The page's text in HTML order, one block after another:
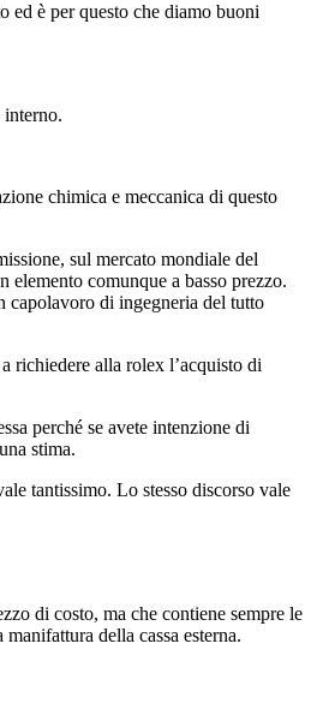
ed è per questo che diamo buoni
interno.
chimica e meccanica di questo
sul mercato mondiale del
comunque a basso prezzo.
capolavoro di ingegneria del tutto
richiedere alla rolex l’acquisto di
perché se avete intenzione di
stima.
tantissimo. Lo stesso discorso vale
di costo, ma che contiene sempre le
della cassa esterna.